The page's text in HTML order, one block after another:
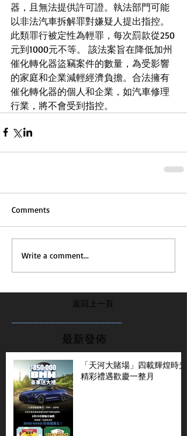
器，且無法提供許可證。執法部門可能
以非法汽車拆解罪對嫌疑人提出指控。
此類罪行被定性為輕罪，每次罰款從250
元到1000元不等。 該法案旨在降低加州
催化轉化器盜竊案件的數量，為受影響
的家庭和企業減輕經濟負擔。合法擁有
催化轉化器的個人和企業，如汽車修理
行業，將不會受到指控。
Comments
Write a comment...
返回上一頁
...............................................................
最新發佈
「天河大賭場」四載輝煌時光
精彩禮遇歡慶一整月